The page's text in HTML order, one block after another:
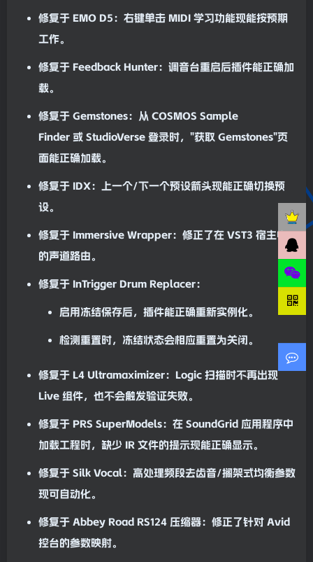
修复于 EMO D5：右键单击 MIDI 学习功能现能按预期
工作。
修复于 Feedback Hunter： 调音台重启后插件能正确加
载。
修复于 Gemstones：从 COSMOS Sample
Finder 或 StudioVerse 登录时，"获取 Gemstones"页
面能正确加载。
修复于 IDX：上一个/下一个预设箭头现能正确切换预
设。
修复于 Immersive Wrapper：修正了在 VST3 宿主中
的声道路由。
修复于 InTrigger Drum Replacer：
启用冻结保存后，插件能正确重新实例化。
检测重置时，冻结状态会相应重置为关闭。
修复于 L4 Ultramaximizer：Logic 扫描时不再出现
Live 组件，也不会触发验证失败。
修复于 PRS SuperModels：在 SoundGrid 应用程序中
加载工程时，缺少 IR 文件的提示现能正确显示。
修复于 Silk Vocal：高处理频段去齿音/搁架式均衡参数
现可自动化。
修复于 Abbey Road RS124 压缩器：修正了针对 Avid
控台的参数映射。